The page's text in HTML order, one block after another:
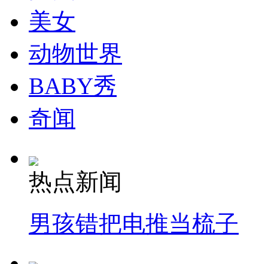
美女
动物世界
BABY秀
奇闻
热点新闻
男孩错把电推当梳子